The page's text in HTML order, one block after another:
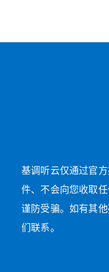
基调听云仅通过官
件、不会向您收取
谨防受骗。如有其
们联系。